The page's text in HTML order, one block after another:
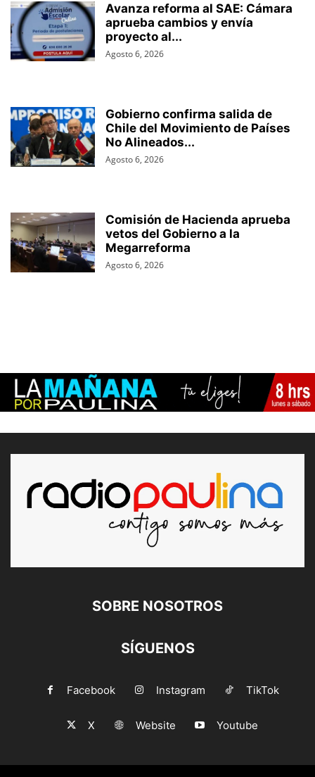
Avanza reforma al SAE: Cámara
aprueba cambios y envía
proyecto al...
Agosto 6, 2026
Gobierno confirma salida de
Chile del Movimiento de Países
No Alineados...
Agosto 6, 2026
Comisión de Hacienda aprueba
vetos del Gobierno a la
Megarreforma
Agosto 6, 2026
SOBRE NOSOTROS
SÍGUENOS
Facebook Instagram TikTok
X Website Youtube